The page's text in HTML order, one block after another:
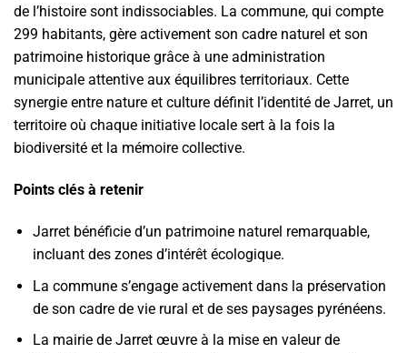
de l’histoire sont indissociables. La commune, qui compte
299 habitants, gère activement son cadre naturel et son
patrimoine historique grâce à une administration
municipale attentive aux équilibres territoriaux. Cette
synergie entre nature et culture définit l’identité de Jarret, un
territoire où chaque initiative locale sert à la fois la
biodiversité et la mémoire collective.
Points clés à retenir
Jarret bénéficie d’un patrimoine naturel remarquable,
incluant des zones d’intérêt écologique.
La commune s’engage activement dans la préservation
de son cadre de vie rural et de ses paysages pyrénéens.
La mairie de Jarret œuvre à la mise en valeur de